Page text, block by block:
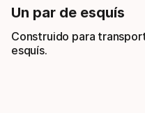
Un par de esquís
Construido para
esquís.